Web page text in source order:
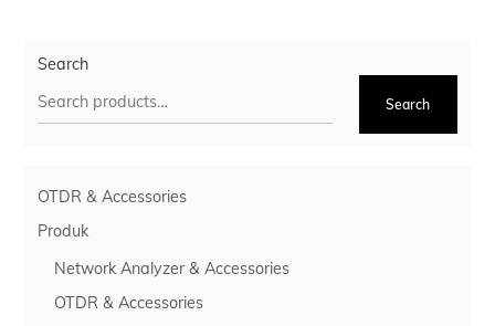
Search
Search
OTDR & Accessories
Produk
Network Analyzer & Accessories
OTDR & Accessories